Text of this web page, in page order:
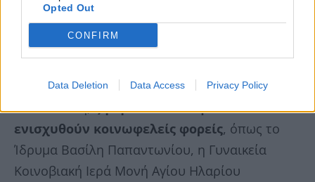
Opted Out
CONFIRM
Data Deletion Data Access Privacy Policy
του εκδηλώσει με αυτόν τον τρόπο τη στήριξή
του στον πόνο που βιώνει στωικά η οικογένεια
τις τελευταίες μέρες.
Η οικογένεια Σαμαρά, μέσα από επίσημη
ανακοίνωση,ζήτησε αντί στεφάνων να
ενισχυθούν κοινωφελείς φορείς, όπως το
Ίδρυμα Βασίλη Παπαντωνίου, η Γυναικεία
Κοινοβιακή Ιερά Μονή Αγίου Ηλαρίου